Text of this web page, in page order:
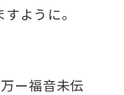
ように。
ー福音未伝